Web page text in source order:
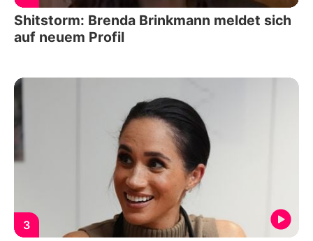
Shitstorm: Brenda Brinkmann meldet sich
auf neuem Profil
3